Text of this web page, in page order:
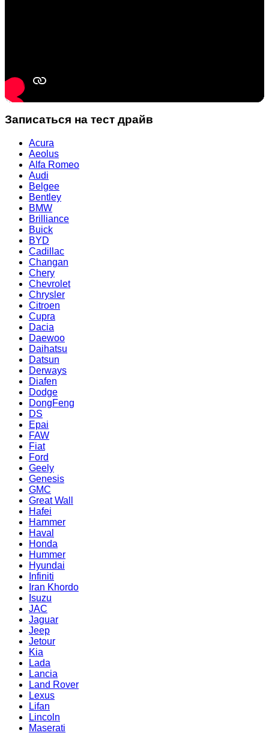
Записаться на тест драйв
Acura
Aeolus
Alfa Romeo
Audi
Belgee
Bentley
BMW
Brilliance
Buick
BYD
Cadillac
Changan
Chery
Chevrolet
Chrysler
Citroen
Cupra
Dacia
Daewoo
Daihatsu
Datsun
Derways
Diafen
Dodge
DongFeng
DS
Epai
FAW
Fiat
Ford
Geely
Genesis
GMC
Great Wall
Hafei
Hammer
Haval
Honda
Hummer
Hyundai
Infiniti
Iran Khordo
Isuzu
JAC
Jaguar
Jeep
Jetour
Kia
Lada
Lancia
Land Rover
Lexus
Lifan
Lincoln
Maserati